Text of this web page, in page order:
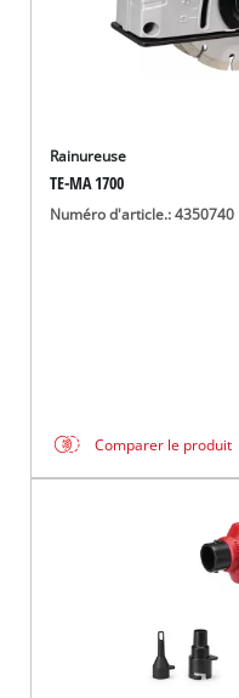
Rainureuse
TE-MA 1700
Numéro d'article.: 4350740
Comparer le produit